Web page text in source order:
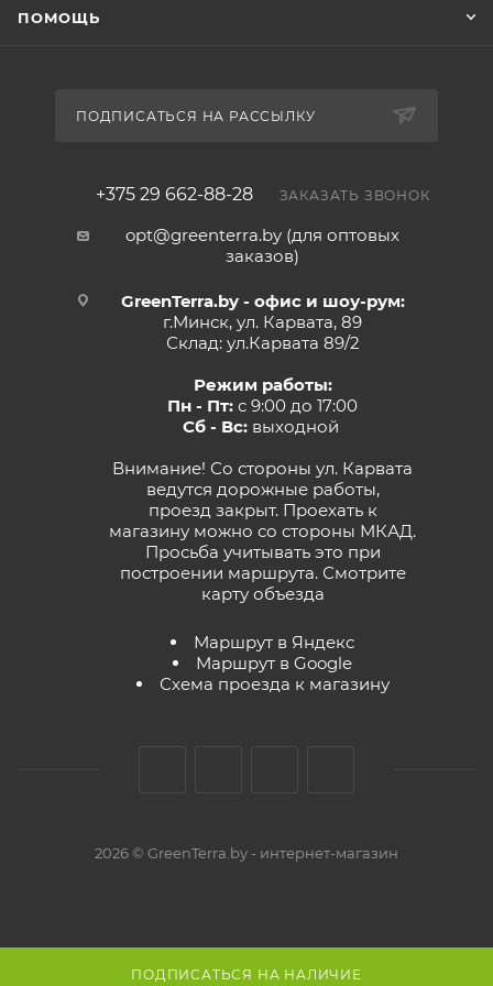
ПОДПИСАТЬСЯ НА НАЛИЧИЕ
Характеристики:
Материал черенка: дерево
Общая длина: 1280 мм
ПОМОЩЬ
ПОДПИСАТЬСЯ НА РАССЫЛКУ
+375 29 662-88-28 ЗАКАЗАТЬ ЗВОНОК
opt@greenterra.by (для оптовых
заказов)
GreenTerra.by - офис и шоу-рум:
г.Минск, ул. Карвата, 89
Склад: ул.Карвата 89/2
Режим работы:
Пн - Пт: с 9:00 до 17:00
Сб - Вс:выходной
Внимание! Со стороны ул. Карвата
ведутся дорожные работы,
проезд закрыт. Проехать к
магазину можно со стороны МКАД.
Просьба учитывать это при
построении маршрута. Смотрите
карту объезда
Маршрут в Яндекс
Маршрут в Google
Схема проезда к магазину
2026 © GreenTerra.by - интернет-магазин